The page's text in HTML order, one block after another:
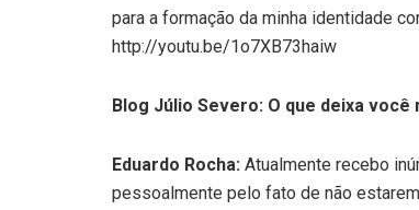
para a formação da minha identidade
http://youtu.be/1o7XB73haiw
Blog Júlio Severo: O que deixa
Eduardo Rocha: Atualmente recebo
pessoalmente pelo fato de não